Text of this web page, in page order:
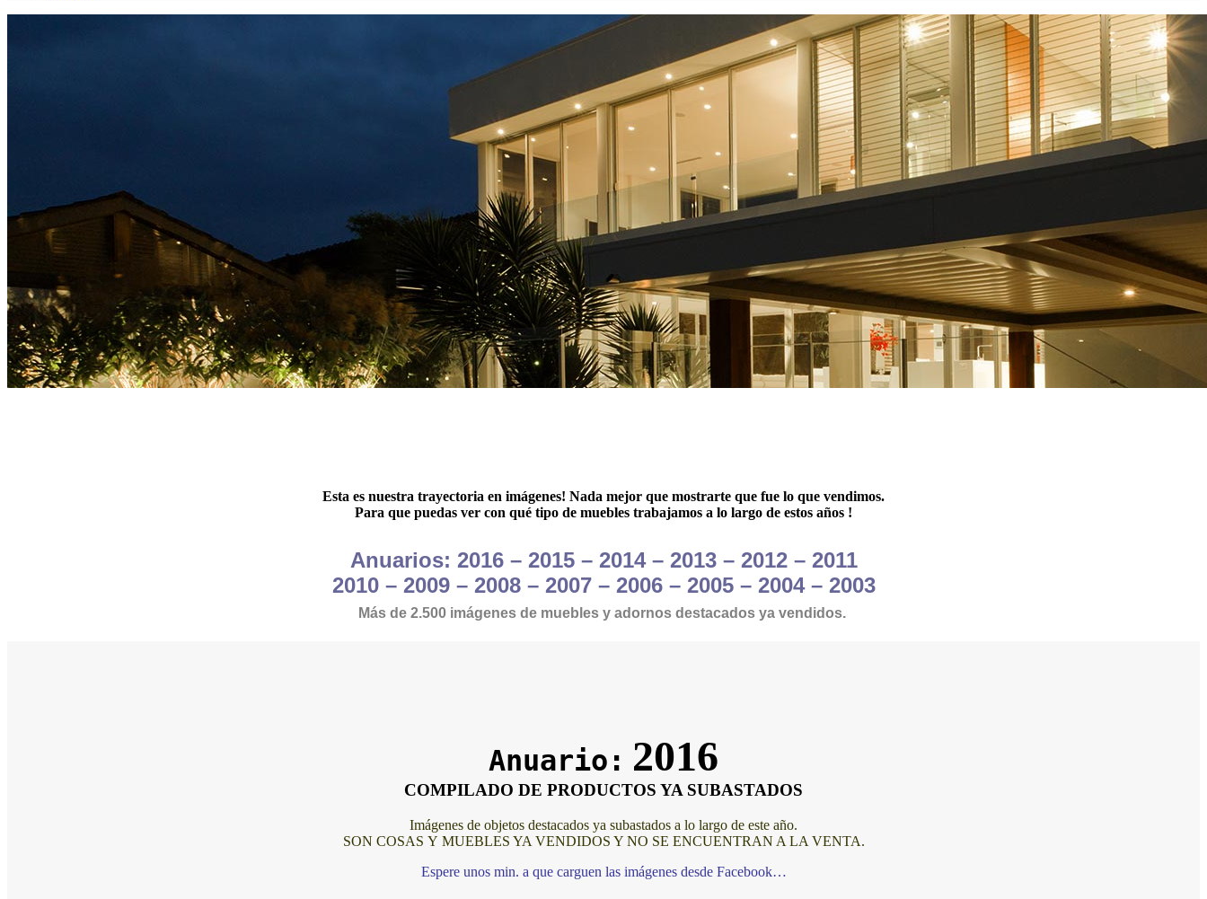
Contarte sobre nuestra trayectoria más allá de las palabras...
Esta es nuestra trayectoria en imágenes! Nada mejor que mostrarte que fue lo que vendimos.
Para que puedas ver con qué tipo de muebles trabajamos a lo largo de estos años !
Anuarios: 2016 – 2015 – 2014 – 2013 – 2012 – 2011
2010 – 2009 – 2008 – 2007 – 2006 – 2005 – 2004 – 2003
Más de 2.500 imágenes de muebles y adornos destacados ya vendidos.
Anuario: 2016
COMPILADO DE PRODUCTOS YA SUBASTADOS
Imágenes de objetos destacados ya subastados a lo largo de este año.
SON COSAS Y MUEBLES YA VENDIDOS Y NO SE ENCUENTRAN A LA VENTA.
Espere unos min. a que carguen las imágenes desde Facebook…